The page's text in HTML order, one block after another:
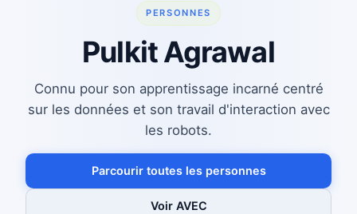
PERSONNES
Pulkit Agrawal
Connu pour son apprentissage incarné centré
sur les données et son travail d'interaction avec
les robots.
Parcourir toutes les personnes
Voir AVEC